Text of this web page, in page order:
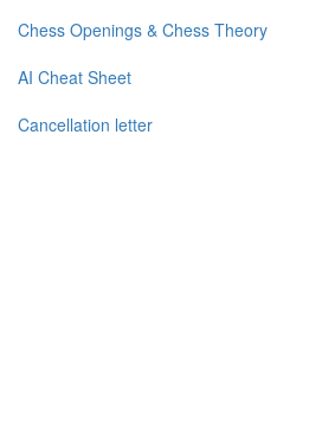
Chess Openings & Chess Theory
AI Cheat Sheet
Cancellation letter